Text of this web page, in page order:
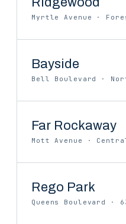
Myrtle Avenue ·
Bayside
Bell Boulevard ·
Far Rockaway
Mott Avenue ·
Rego Park
Queens Boulevard ·